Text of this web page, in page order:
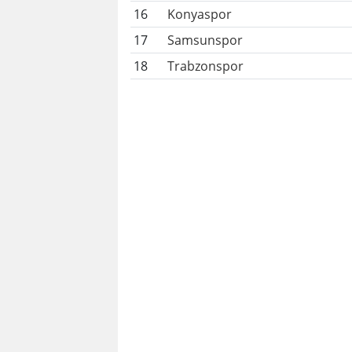
16
Konyaspor
17
Samsunspor
18
Trabzonspor